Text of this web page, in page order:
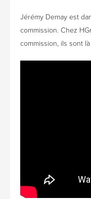
Jérémy Demay est
commission. Chez
commission, ils sont